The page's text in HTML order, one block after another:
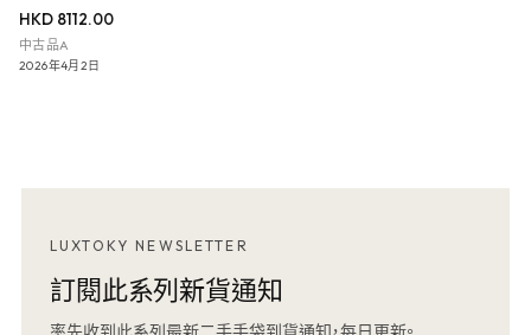
HKD 8112.00
中古品A
2026年4月2日
LUXTOKY NEWSLETTER
訂閱此系列新貨通知